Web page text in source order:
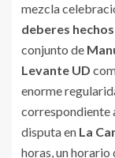
mezcla
deberes hechos
conjunto de
Levante UD
enorme
correspondiente
disputa en La
horas, un horario